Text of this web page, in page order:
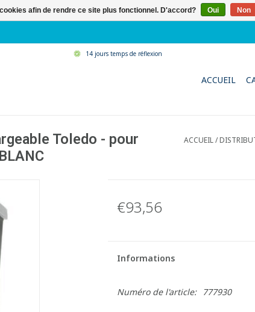
14 jours temps de réflexion
ACCUEIL
Toledo - pour
ACCUEIL/
€93,56
Informations
Numéro de l'article: 777930
afin de rendre ce site plus fonctionnel. D'accord? Oui Non